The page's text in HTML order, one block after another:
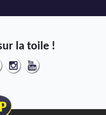
la toile !